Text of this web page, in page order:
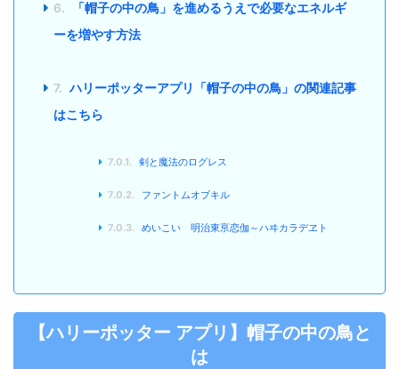
6.
「帽子の中の鳥」を進めるうえで必要なエネルギ
ーを増やす方法
7. ハリーポッターアプリ「帽子の中の鳥」の関連記事
はこちら
7.0.1. 剣と魔法のログレス
7.0.2. ファントムオブキル
7.0.3. めいこい 明治東亰恋伽～ハヰカラデヱト
【ハリーポッター アプリ】帽子の中の鳥と
は